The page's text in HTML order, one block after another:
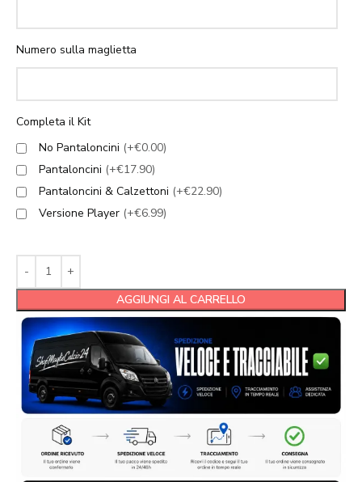
Numero sulla maglietta
Completa il Kit
No Pantaloncini (+€0.00)
Pantaloncini (+€17.90)
Pantaloncini & Calzettoni (+€22.90)
Versione Player (+€6.99)
AGGIUNGI AL CARRELLO